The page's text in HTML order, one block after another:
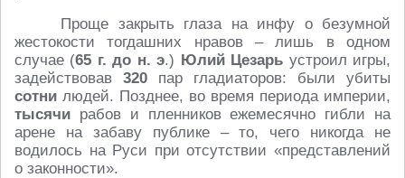
Проще закрыть глаза на инфу о безумной
жестокости тогдашних нравов – лишь в одном
случае (65 г. до н. э.) Юлий Цезарь устроил игры,
задействовав 320 пар гладиаторов: были убиты
сотни людей. Позднее, во время периода империи,
тысячи рабов и пленников ежемесячно гибли на
арене на забаву публике – то, чего никогда не
водилось на Руси при отсутствии «представлений
о законности».